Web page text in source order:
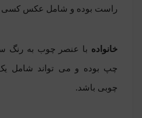
راست بوده و شامل عکس کسی
خانواده با عنصر چوب به رنگ
چپ بوده و می تواند شامل
چوبی باشد.